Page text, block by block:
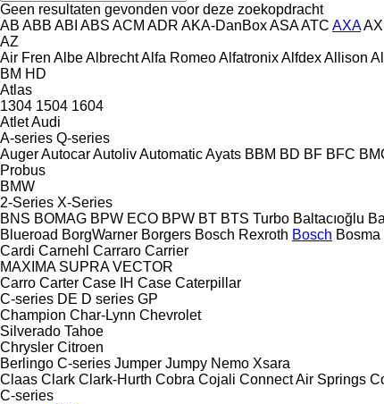
Geen resultaten gevonden voor deze zoekopdracht
AB ABB ABI ABS ACM ADR AKA-DanBoxASAATC AXA
AZ
Air Fren AlbeAlbrechtAlfa RomeoAlfatronixAlfdexAllison
BM HD
Atlas
1304 1504 1604
AtletAudi
A-series Q-series
AugerAutocarAutolivAutomaticAyats BBM BD BF BFC
Probus
BMW
2-Series X-Series
BNS BOMAG BPW ECO BPW BT BTS Turbo Baltacıoğlu
Blueroad BorgWarner Borgers Bosch Rexroth Bosch Bosma
Cardi Carnehl Carraro Carrier
MAXIMA SUPRA VECTOR
Carro Carter Case IH Case Caterpillar
C-series DE D series GP
Champion Char-Lynn Chevrolet
Silverado Tahoe
Chrysler Citroen
Berlingo C-series Jumper Jumpy Nemo Xsara
Claas Clark Clark-Hurth Cobra Cojali Connect Air Springs
C-series